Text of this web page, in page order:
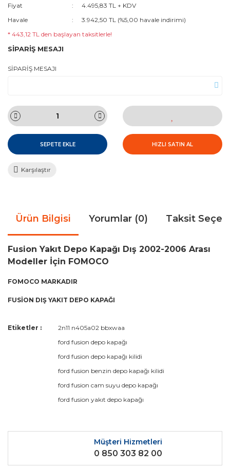
Fiyat
4.495,83 TL + KDV
Havale
3.942,50 TL (%5,00 havale indirimi)
* 443,12 TL den başlayan taksitlerle!
SİPARİŞ MESAJI
SİPARİŞ MESAJI
SEPETE EKLE HIZLI SATIN AL
Karşılaştır
Ürün Bilgisi Yorumlar (0) Taksit
Fusion Yakıt Depo Kapağı Dış 2002-2006 Arası
Modeller İçin FOMOCO
FOMOCO MARKADIR
FUSİON DIŞ YAKIT DEPO KAPAĞI
Bu ürüne ilk yorumu siz yapın!
Yorum Yaz
Bu ürünün fiyat bilgisi, resim, ürün açıklamalarında ve diğer
kullanarak tarafımıza iletebilirsiniz.
Görüş ve önerileriniz için teşekkür ederiz.
Ürün resmi kalitesiz, bozuk veya görüntülenemiyor.
Ürün açıklamasında eksik bilgiler bulunuyor.
Bu ürüne benzer farklı alternatifler olmalı.
Etiketler :
2n11 n405a02 bbxwaa
ford fusion depo kapağı
ford fusion depo kapağı kilidi
ford fusion benzin depo kapağı kilidi
ford fusion cam suyu depo kapağı
ford fusion yakıt depo kapağı
Müşteri Hizmetleri
0 850 303 82 00